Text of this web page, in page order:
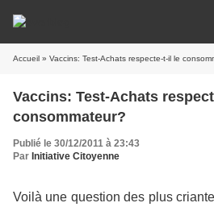
Accueil » Vaccins: Test-Achats respecte-t-il le
Vaccins: Test-Achats
consommateur?
Publié le 30/12/2011 à 23:43
Par Initiative Citoyenne
Voilà une question des plus